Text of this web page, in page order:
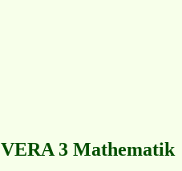
VERA 3 Mathematik